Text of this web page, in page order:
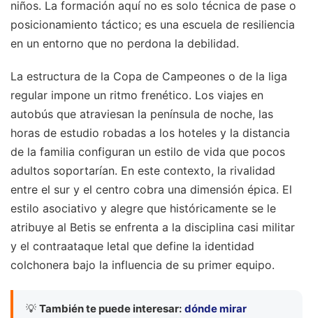
niños. La formación aquí no es solo técnica de pase o
posicionamiento táctico; es una escuela de resiliencia
en un entorno que no perdona la debilidad.
La estructura de la Copa de Campeones o de la liga
regular impone un ritmo frenético. Los viajes en
autobús que atraviesan la península de noche, las
horas de estudio robadas a los hoteles y la distancia
de la familia configuran un estilo de vida que pocos
adultos soportarían. En este contexto, la rivalidad
entre el sur y el centro cobra una dimensión épica. El
estilo asociativo y alegre que históricamente se le
atribuye al Betis se enfrenta a la disciplina casi militar
y el contraataque letal que define la identidad
colchonera bajo la influencia de su primer equipo.
💡 También te puede interesar: dónde mirar